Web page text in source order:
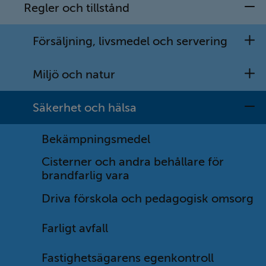
Regler och tillstånd
Försäljning, livsmedel och servering
Miljö och natur
Säkerhet och hälsa
Bekämpningsmedel
Cisterner och andra behållare för
brandfarlig vara
Driva förskola och pedagogisk omsorg
Farligt avfall
Fastighetsägarens egenkontroll
verksamheter eller guidar dig vidare till rätt handläggare.
Ring, chatta, besök eller skicka e-post till kontaktcenter.
kommun@vetlanda.se
0383-971 00
Postadress: 574 80 Vetlanda
Öppet idag: 08:00 - 12:00 | 13:00 - 16:00
Journummer och fler kontaktuppgifter.
OM WEBBPLATSEN
Intranätet – Kom in